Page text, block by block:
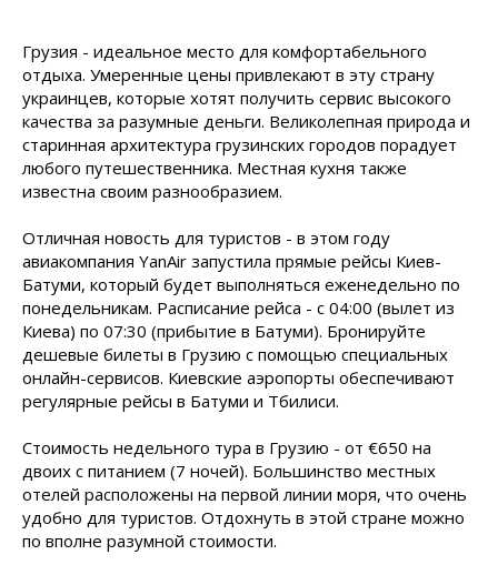
Грузия - идеальное место для комфортабельного
отдыха. Умеренные цены привлекают в эту страну
украинцев, которые хотят получить сервис высокого
качества за разумные деньги. Великолепная природа и
старинная архитектура грузинских городов порадует
любого путешественника. Местная кухня также
известна своим разнообразием.
Отличная новость для туристов - в этом году
авиакомпания YanAir запустила прямые рейсы Киев-
Батуми, который будет выполняться еженедельно по
понедельникам. Расписание рейса - с 04:00 (вылет из
Киева) по 07:30 (прибытие в Батуми). Бронируйте
дешевые билеты в Грузию с помощью специальных
онлайн-сервисов. Киевские аэропорты обеспечивают
регулярные рейсы в Батуми и Тбилиси.
Стоимость недельного тура в Грузию - от €650 на
двоих с питанием (7 ночей). Большинство местных
отелей расположены на первой линии моря, что очень
удобно для туристов. Отдохнуть в этой стране можно
по вполне разумной стоимости.